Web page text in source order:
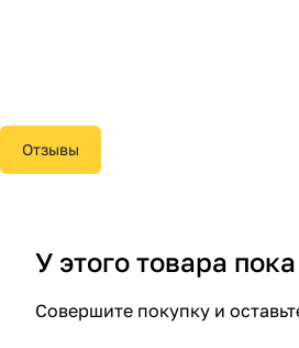
Отзывы
У этого товара
Совершите покупку и